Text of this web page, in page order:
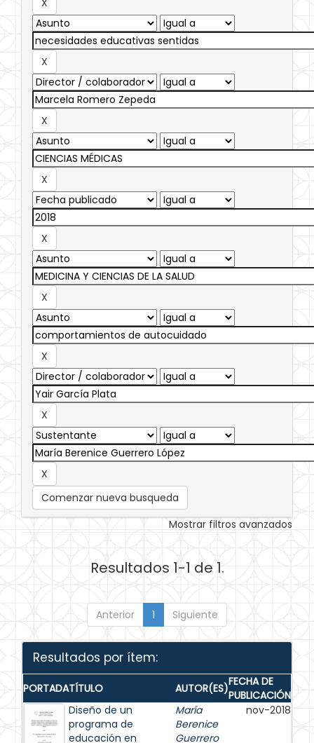
Comenzar nueva busqueda
Mostrar filtros avanzados
Resultados 1-1 de 1.
Anterior 1 Siguiente
Resultados por ítem:
PORTADATÍTULO AUTOR(ES)FECHA DE
PUBLICACIÓN
Diseño de un
programa de
educación en
María
Berenice
Guerrero
nov-2018